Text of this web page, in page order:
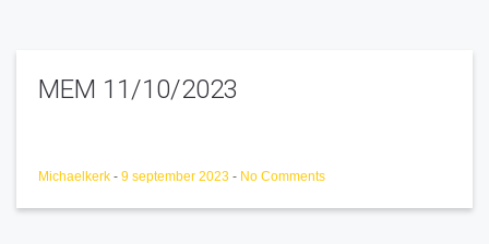
MEM 11/10/2023
Michaelkerk - 9 september 2023 - No Comments